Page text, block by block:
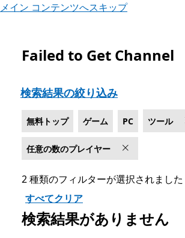
メイン コンテンツへスキップ
Microsoft.com をリスト
Failed to Get Channel
検索結果の絞り込み
無料トップ ゲーム PC ツール
任意の数のプレイヤー
2 種類のフィルターが選択されました
すべてクリア
検索結果がありません